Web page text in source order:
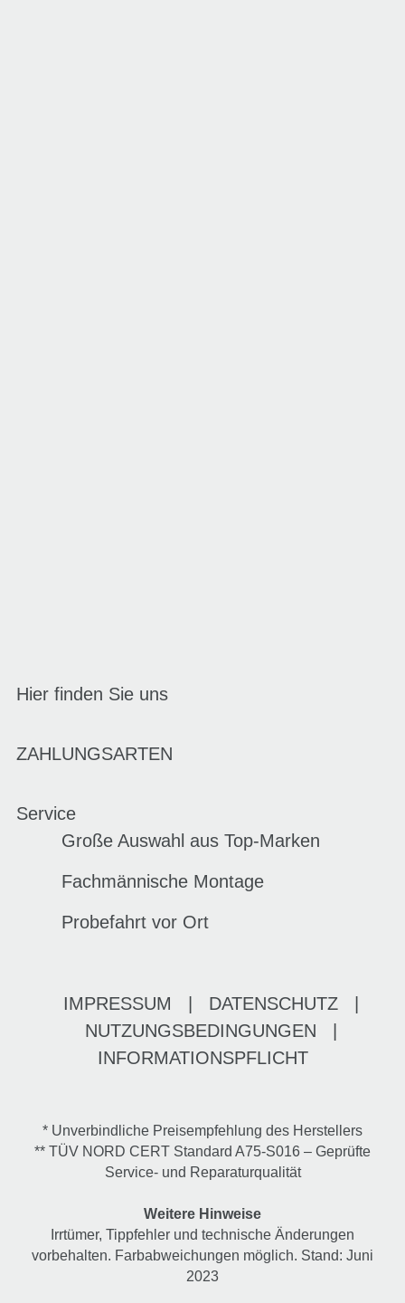
Hier finden Sie uns
ZAHLUNGSARTEN
Service
Große Auswahl aus Top-Marken
Fachmännische Montage
Probefahrt vor Ort
IMPRESSUM DATENSCHUTZ
NUTZUNGSBEDINGUNGEN
INFORMATIONSPFLICHT
* Unverbindliche Preisempfehlung des Herstellers
** TÜV NORD CERT Standard A75-S016 – Geprüfte
Service- und Reparaturqualität
Weitere Hinweise
Irrtümer, Tippfehler und technische Änderungen
vorbehalten. Farbabweichungen möglich. Stand: Juni
2023